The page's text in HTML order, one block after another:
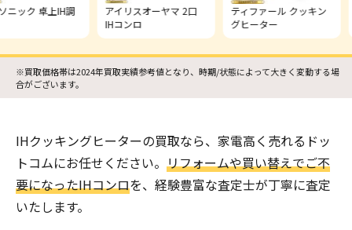
ク 卓上IH調
アイリスオーヤマ 2口
IHコンロ
ティファール クッキン
グヒーター
※買取価格帯は2024年買取実績参考値となり、時期/状態によって大きく変動する場
合がございます。
IHクッキングヒーターの買取なら、家電高く売れるドッ
トコムにお任せください。 リフォームや買い替えでご不
要になったIHコンロを、経験豊富な査定士が丁寧に査定
いたします。